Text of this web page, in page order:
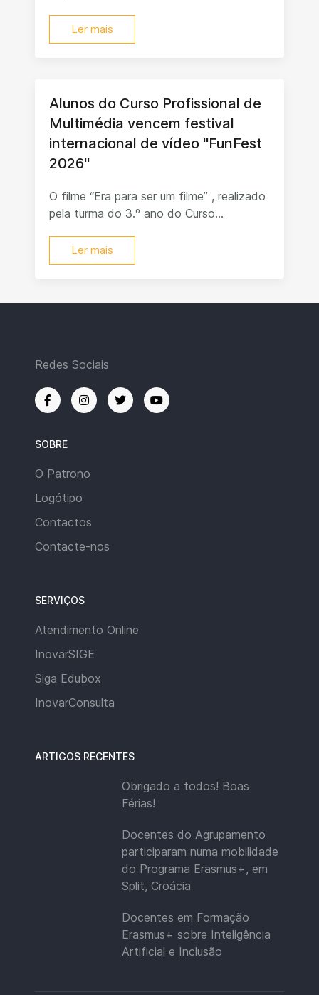
Ler mais
Alunos do Curso Profissional de
Multimédia vencem festival
internacional de vídeo "FunFest
2026"
O filme “Era para ser um filme” , realizado
pela turma do 3.º ano do Curso...
Ler mais
Redes Sociais
SOBRE
O Patrono
Logótipo
Contactos
Contacte-nos
SERVIÇOS
Atendimento Online
InovarSIGE
Siga Edubox
InovarConsulta
ARTIGOS RECENTES
Obrigado a todos! Boas
Férias!
Docentes do Agrupamento
participaram numa mobilidade
do Programa Erasmus+, em
Split, Croácia
Docentes em Formação
Erasmus+ sobre Inteligência
Artificial e Inclusão